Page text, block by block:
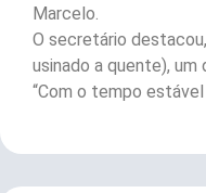
Marcelo.
O secretário
usinado a quente),
“Com o tempo